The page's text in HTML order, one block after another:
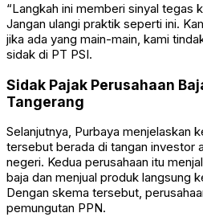
“Langkah ini memberi sinyal tegas
Jangan ulangi praktik seperti ini.
jika ada yang main-main, kami
sidak di PT PSI.
Sidak Pajak Perusahaan
Tangerang
Selanjutnya, Purbaya menjelaskan
tersebut berada di tangan investor
negeri. Kedua perusahaan itu
baja dan menjual produk langsung
Dengan skema tersebut,
pemungutan PPN.